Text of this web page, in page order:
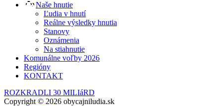
Naše hnutie
Ľudia v hnutí
Reálne výsledky hnutia
Stanovy
Oznámenia
Na stiahnutie
Komunálne voľby 2026
Regióny
KONTAKT
ROZKRADLI 30 MILIáRD
Copyright © 2026 obycajniludia.sk